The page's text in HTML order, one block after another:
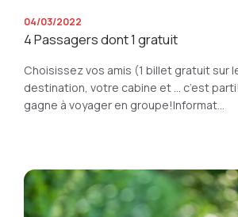
04/03/2022
4 Passagers dont 1 gratuit
Choisissez vos amis (1 billet gratuit sur
destination, votre cabine et ... c’est
gagne à voyager en groupe!Informat...